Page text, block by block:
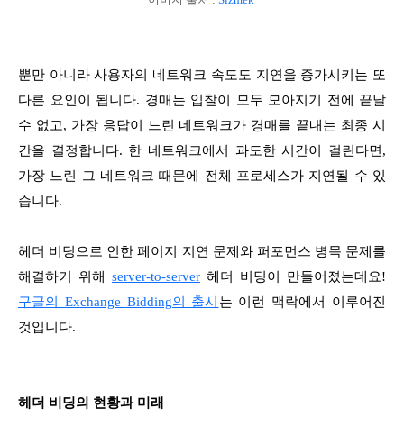
뿐만 아니라 사용자의 네트워크 속도도 지연을 증가시키는 또
다른 요인이 됩니다. 경매는 입찰이 모두 모아지기 전에 끝날
수 없고, 가장 응답이 느린 네트워크가 경매를 끝내는 최종 시
간을 결정합니다. 한 네트워크에서 과도한 시간이 걸린다면,
가장 느린 그 네트워크 때문에 전체 프로세스가 지연될 수 있
습니다.
헤더 비딩으로 인한 페이지 지연 문제와 퍼포먼스 병목 문제를
해결하기 위해 server-to-server 헤더 비딩이 만들어졌는데요!
구글의 Exchange Bidding의 출시 는 이런 맥락에서 이루어진
것입니다.
헤더 비딩의 현황과 미래